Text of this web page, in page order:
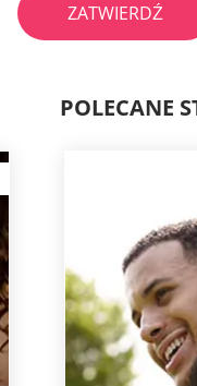
ZATWIERDŹ
POLECANE